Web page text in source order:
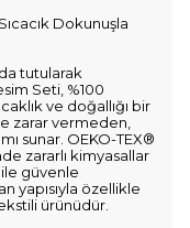
Dokunuşla
tutularak
Seti, %100
ve doğallığı bir
zarar vermeden,
sunar. OEKO-TEX®
zararlı kimyasallar
güvenle
yapısıyla özellikle
ürünüdür.